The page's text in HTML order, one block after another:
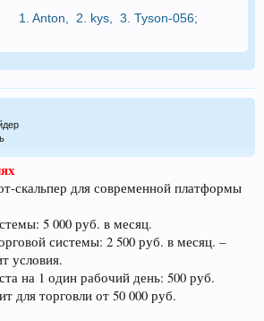
1. Anton 2. kys 3. Tyson-056;
скальпер для современной платформы
5 000 руб. в месяц.
системы: 2 500 руб. в месяц. –
условия.
на 1 один рабочий день: 500 руб.
для торговли от 50 000 руб.